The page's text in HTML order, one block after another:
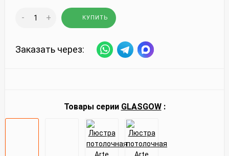
- + КУПИТЬ
Заказать через:
Товары серии GLASGOW: